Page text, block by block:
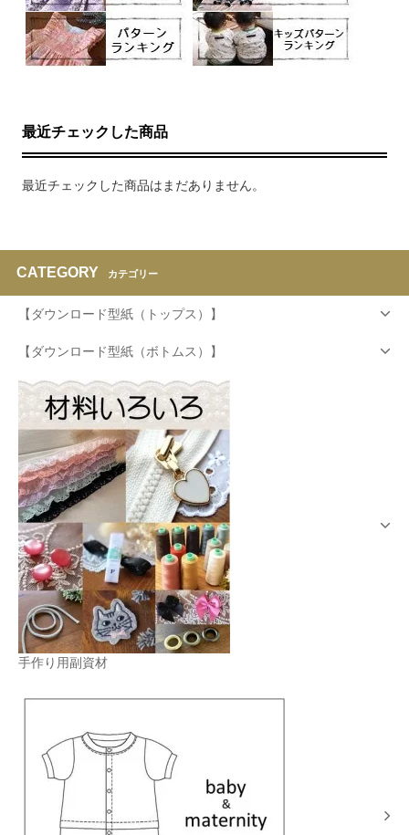
最近チェックした商品
最近チェックした商品はまだありません。
CATEGORY カテゴリー
【ダウンロード型紙（トップス）】
【ダウンロード型紙（ボトムス）】
手作り用副資材